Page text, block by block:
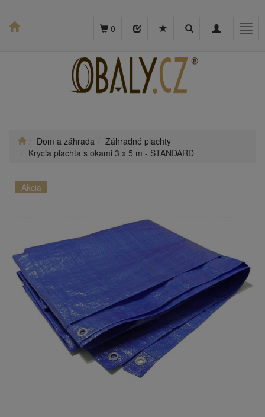
Toggle
Toggle
0
Dom a záhrada
Záhradné plachty
Krycia plachta s okami 3 x 5 m - ŠTANDARD
Akcia